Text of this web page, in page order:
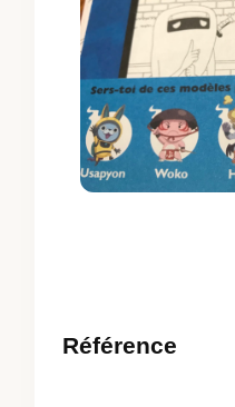
Référence